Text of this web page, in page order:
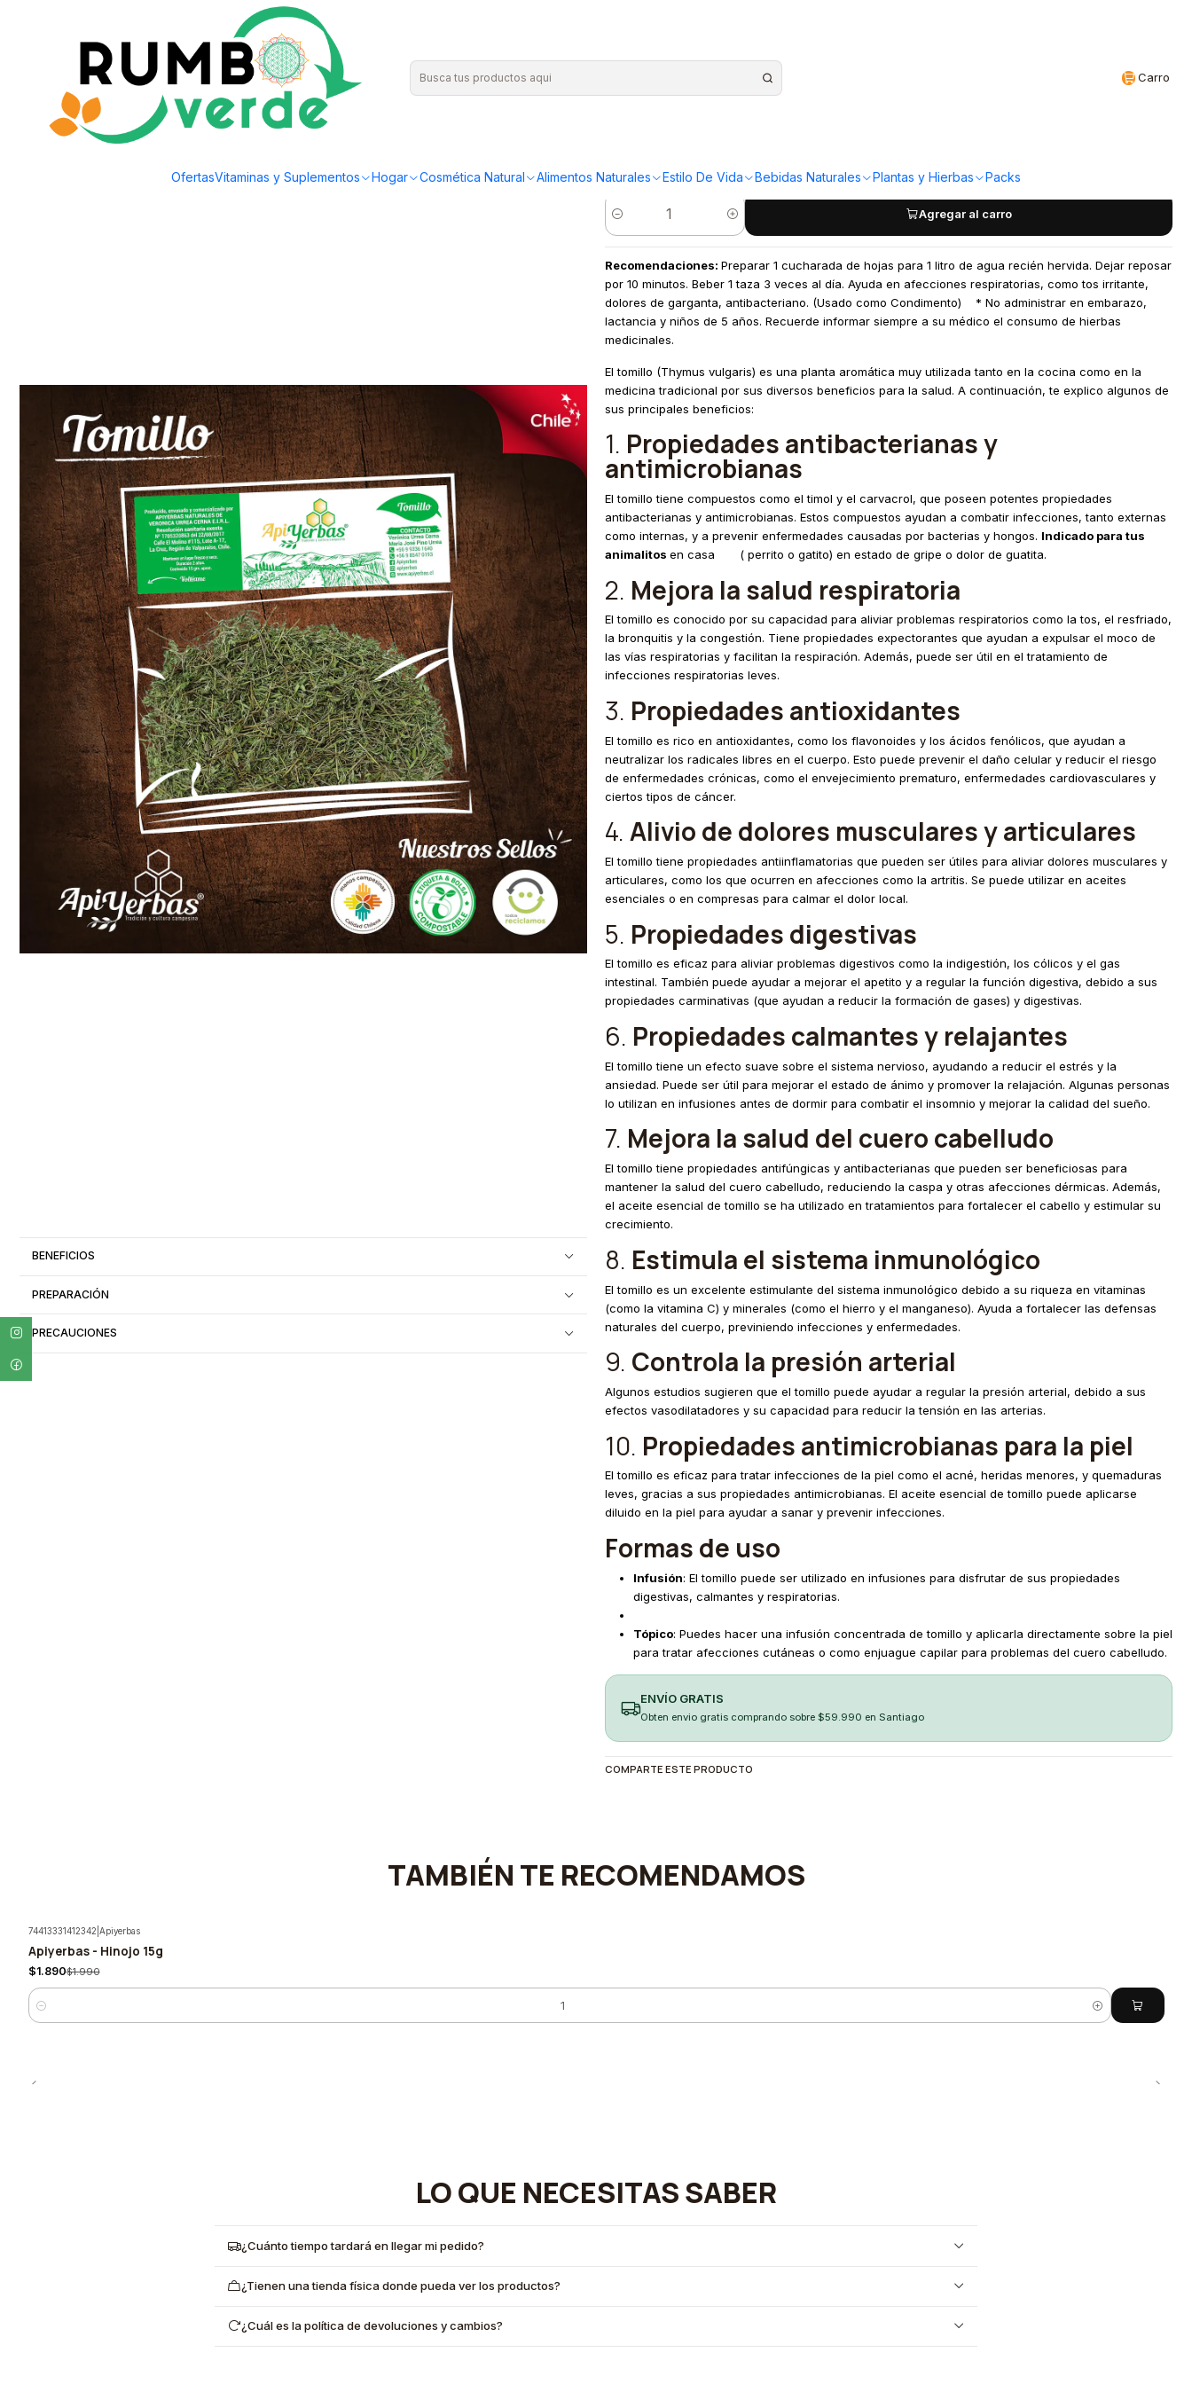
Carro
OfertasVitaminas y Suplementos Hogar Cosmética Natural Alimentos Naturales Estilo De Vida Bebidas Naturales Plantas y Hierbas Packs
Envío gratis por compras sobre los 59.990 en la provincia de Santiago
Plantas y Hierbas Hierbas Medicinales Apiyerbas - Tomillo 15grs
BENEFICIOS
PREPARACIÓN
PRECAUCIONES
Cantidad
Agregar al carro
Recomendaciones: Preparar 1 cucharada de hojas para 1 litro de agua recién hervida. Dejar reposar
por 10 minutos. Beber 1 taza 3 veces al día. Ayuda en afecciones respiratorias, como tos irritante,
dolores de garganta, antibacteriano. (Usado como Condimento) * No administrar en embarazo,
lactancia y niños de 5 años. Recuerde informar siempre a su médico el consumo de hierbas
medicinales.
El tomillo (Thymus vulgaris) es una planta aromática muy utilizada tanto en la cocina como en la
medicina tradicional por sus diversos beneficios para la salud. A continuación, te explico algunos de
sus principales beneficios:
1. Propiedades antibacterianas y
antimicrobianas
El tomillo tiene compuestos como el timol y el carvacrol, que poseen potentes propiedades
antibacterianas y antimicrobianas. Estos compuestos ayudan a combatir infecciones, tanto externas
como internas, y a prevenir enfermedades causadas por bacterias y hongos. Indicado para tus
animalitos en casa ( perrito o gatito) en estado de gripe o dolor de guatita.
2. Mejora la salud respiratoria
El tomillo es conocido por su capacidad para aliviar problemas respiratorios como la tos, el resfriado,
la bronquitis y la congestión. Tiene propiedades expectorantes que ayudan a expulsar el moco de
las vías respiratorias y facilitan la respiración. Además, puede ser útil en el tratamiento de
infecciones respiratorias leves.
3. Propiedades antioxidantes
El tomillo es rico en antioxidantes, como los flavonoides y los ácidos fenólicos, que ayudan a
neutralizar los radicales libres en el cuerpo. Esto puede prevenir el daño celular y reducir el riesgo
de enfermedades crónicas, como el envejecimiento prematuro, enfermedades cardiovasculares y
ciertos tipos de cáncer.
4. Alivio de dolores musculares y articulares
El tomillo tiene propiedades antiinflamatorias que pueden ser útiles para aliviar dolores musculares y
articulares, como los que ocurren en afecciones como la artritis. Se puede utilizar en aceites
esenciales o en compresas para calmar el dolor local.
5. Propiedades digestivas
El tomillo es eficaz para aliviar problemas digestivos como la indigestión, los cólicos y el gas
intestinal. También puede ayudar a mejorar el apetito y a regular la función digestiva, debido a sus
propiedades carminativas (que ayudan a reducir la formación de gases) y digestivas.
6. Propiedades calmantes y relajantes
El tomillo tiene un efecto suave sobre el sistema nervioso, ayudando a reducir el estrés y la
ansiedad. Puede ser útil para mejorar el estado de ánimo y promover la relajación. Algunas personas
lo utilizan en infusiones antes de dormir para combatir el insomnio y mejorar la calidad del sueño.
7. Mejora la salud del cuero cabelludo
El tomillo tiene propiedades antifúngicas y antibacterianas que pueden ser beneficiosas para
mantener la salud del cuero cabelludo, reduciendo la caspa y otras afecciones dérmicas. Además,
el aceite esencial de tomillo se ha utilizado en tratamientos para fortalecer el cabello y estimular su
crecimiento.
8. Estimula el sistema inmunológico
El tomillo es un excelente estimulante del sistema inmunológico debido a su riqueza en vitaminas
(como la vitamina C) y minerales (como el hierro y el manganeso). Ayuda a fortalecer las defensas
naturales del cuerpo, previniendo infecciones y enfermedades.
9. Controla la presión arterial
Algunos estudios sugieren que el tomillo puede ayudar a regular la presión arterial, debido a sus
efectos vasodilatadores y su capacidad para reducir la tensión en las arterias.
10. Propiedades antimicrobianas para la piel
El tomillo es eficaz para tratar infecciones de la piel como el acné, heridas menores, y quemaduras
leves, gracias a sus propiedades antimicrobianas. El aceite esencial de tomillo puede aplicarse
diluido en la piel para ayudar a sanar y prevenir infecciones.
Formas de uso
Infusión: El tomillo puede ser utilizado en infusiones para disfrutar de sus propiedades
digestivas, calmantes y respiratorias.
Tópico: Puedes hacer una infusión concentrada de tomillo y aplicarla directamente sobre la piel
para tratar afecciones cutáneas o como enjuague capilar para problemas del cuero cabelludo.
ENVÍO GRATIS
Obten envio gratis comprando sobre $59.990 en Santiago
COMPARTE ESTE PRODUCTO
TAMBIÉN TE RECOMENDAMOS
-5%
74413331412342 Apiyerbas
Apiyerbas - Hinojo 15g
$1.890$1.990
Cantidad
LO QUE NECESITAS SABER
¿Cuánto tiempo tardará en llegar mi pedido?
¿Tienen una tienda física donde pueda ver los productos?
¿Cuál es la política de devoluciones y cambios?